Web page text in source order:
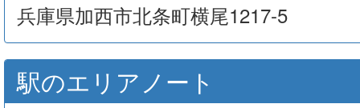
兵庫県加西市北条町横尾1217-5
駅のエリアノート